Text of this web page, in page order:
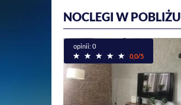
NOCLEGI W POBLIŻU
opinii: 0
0,0/5